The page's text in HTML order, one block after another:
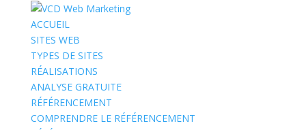
ACCUEIL
SITES WEB
TYPES DE SITES
RÉALISATIONS
ANALYSE GRATUITE
RÉFÉRENCEMENT
COMPRENDRE LE RÉFÉRENCEMENT